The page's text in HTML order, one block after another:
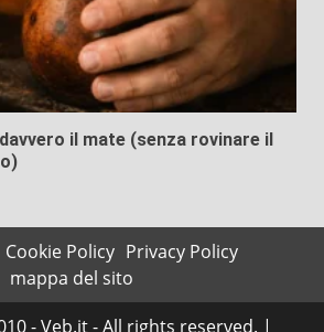
il mate (senza rovinare il
Cookie Policy Privacy Policy
mappa del sito
- Veb.it - All rights reserved. |